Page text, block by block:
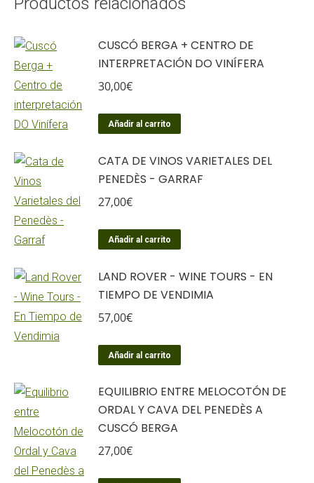
CUSCÓ BERGA + CENTRO DE
INTERPRETACIÓN DO VINÍFERA
30,00€
Añadir al carrito
CATA DE VINOS VARIETALES DEL
PENEDÈS - GARRAF
27,00€
Añadir al carrito
LAND ROVER - WINE TOURS - EN
TIEMPO DE VENDIMIA
57,00€
Añadir al carrito
EQUILIBRIO ENTRE MELOCOTÓN DE
ORDAL Y CAVA DEL PENEDÈS A
CUSCÓ BERGA
27,00€